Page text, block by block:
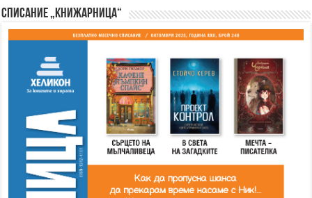
Списание „Книжарница“